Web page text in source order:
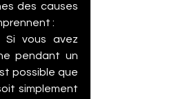
des causes
:
Si vous avez
pendant un
possible que
simplement